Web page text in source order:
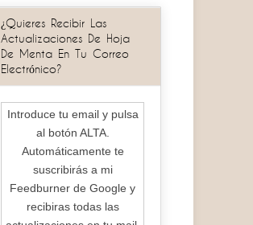
¿Quieres Recibir Las
Actualizaciones De Hoja
De Menta En Tu Correo
Electrónico?
Introduce tu email y pulsa
al botón ALTA.
Automáticamente te
suscribirás a mi
Feedburner de Google y
recibiras todas las